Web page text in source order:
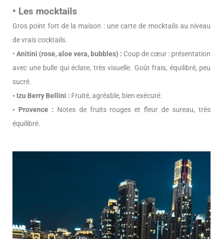
• Les mocktails
Gros point fort de la maison : une carte de mocktails au niveau
de vrais cocktails.
• Anitini (rose, aloe vera, bubbles) : Coup de cœur : présentation
avec une bulle qui éclate, très visuelle. Goût frais, équilibré, peu
sucré.
• Izu Berry Bellini : Fruité, agréable, bien exécuté.
• Provence : Notes de fruits rouges et fleur de sureau, très
équilibré.